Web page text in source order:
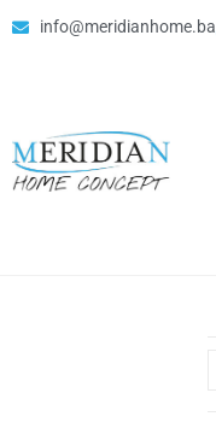
info@meridianhome.ba